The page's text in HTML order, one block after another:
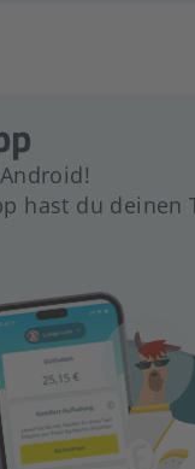
hast du deinen